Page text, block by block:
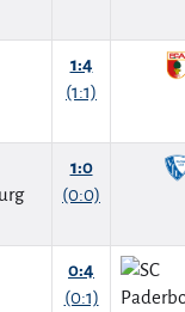
1:4
(1:1)
1:0
(0:0)
0:4
(0:1)